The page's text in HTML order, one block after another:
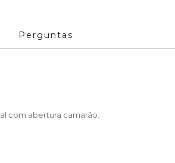
Perguntas
com abertura camarão.